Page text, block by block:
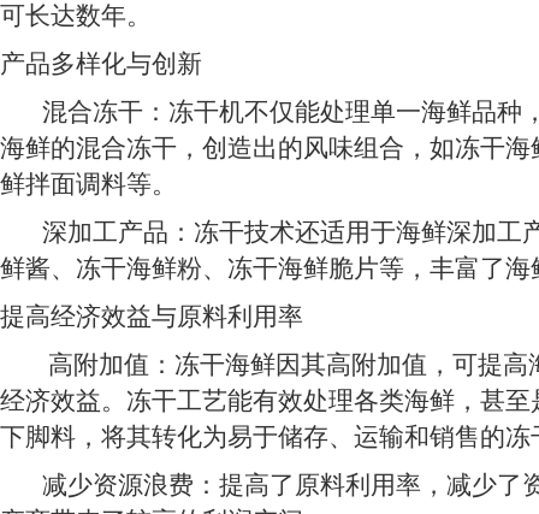
可长达数年。
产品多样化与创新
混合冻干：冻干机不仅能处理单一海鲜品种
海鲜的混合冻干，创造出的风味组合，如冻干
鲜拌面调料等。
深加工产品：冻干技术还适用于海鲜深加工
鲜酱、冻干海鲜粉、冻干海鲜脆片等，丰富了
提高经济效益与原料利用率
高附加值：冻干海鲜因其高附加值，可提高
经济效益。冻干工艺能有效处理各类海鲜，甚
下脚料，将其转化为易于储存、运输和销售的冻
减少资源浪费：提高了原料利用率，减少了